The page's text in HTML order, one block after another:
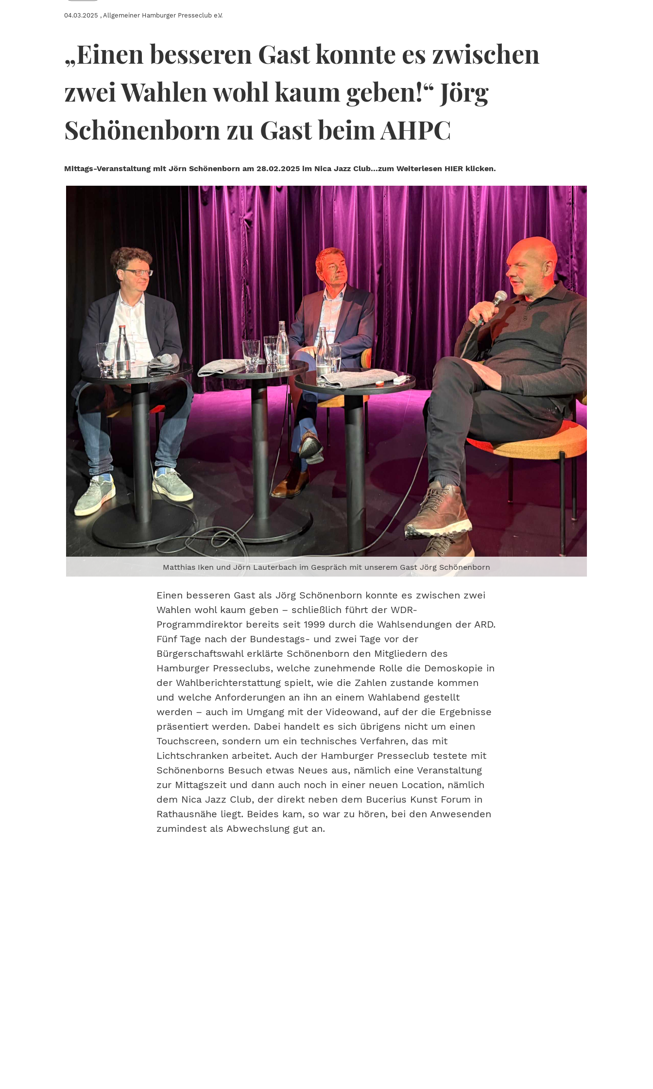
04.03.2025 , Allgemeiner Hamburger Presseclub e.V.
„Einen besseren Gast konnte es zwischen
zwei Wahlen wohl kaum geben!“ Jörg
Schönenborn zu Gast beim AHPC
Mittags-Veranstaltung mit Jörn Schönenborn am 28.02.2025 im Nica Jazz Club...zum Weiterlesen HIER klicken.
Matthias Iken und Jörn Lauterbach im Gespräch mit unserem Gast Jörg Schönenborn
Einen besseren Gast als Jörg Schönenborn konnte es zwischen zwei
Wahlen wohl kaum geben – schließlich führt der WDR-
Programmdirektor bereits seit 1999 durch die Wahlsendungen der ARD.
Fünf Tage nach der Bundestags- und zwei Tage vor der
Bürgerschaftswahl erklärte Schönenborn den Mitgliedern des
Hamburger Presseclubs, welche zunehmende Rolle die Demoskopie in
der Wahlberichterstattung spielt, wie die Zahlen zustande kommen
und welche Anforderungen an ihn an einem Wahlabend gestellt
werden – auch im Umgang mit der Videowand, auf der die Ergebnisse
präsentiert werden. Dabei handelt es sich übrigens nicht um einen
Touchscreen, sondern um ein technisches Verfahren, das mit
Lichtschranken arbeitet. Auch der Hamburger Presseclub testete mit
Schönenborns Besuch etwas Neues aus, nämlich eine Veranstaltung
zur Mittagszeit und dann auch noch in einer neuen Location, nämlich
dem Nica Jazz Club, der direkt neben dem Bucerius Kunst Forum in
Rathausnähe liegt. Beides kam, so war zu hören, bei den Anwesenden
zumindest als Abwechslung gut an.